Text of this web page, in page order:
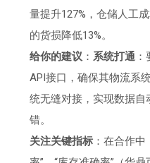
量提升127%，仓储人工
的货损降低13%。
给你的建议 ：系统打通
API接口，确保其物流系
统无缝对接，实现数据
错。
关注关键指标 ：在合作